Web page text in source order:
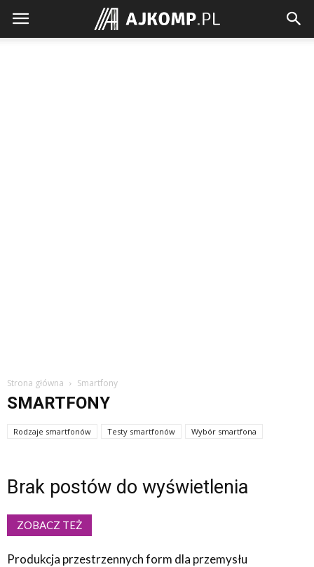
Ajkomp.pl
Strona główna Smartfony
SMARTFONY
Rodzaje smartfonów Testy smartfonów Wybór smartfona
Brak postów do wyświetlenia
ZOBACZ TEŻ
Produkcja przestrzennych form dla przemysłu